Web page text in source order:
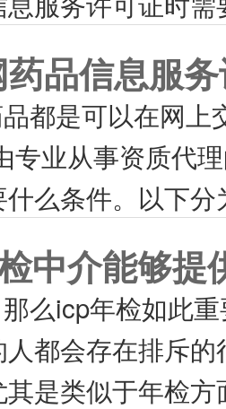
品信息服
都是可以在网
专业从事资质代
么条件。以下
中介能够提
么icp年检如此
人都会存在排斥
是类似于年检